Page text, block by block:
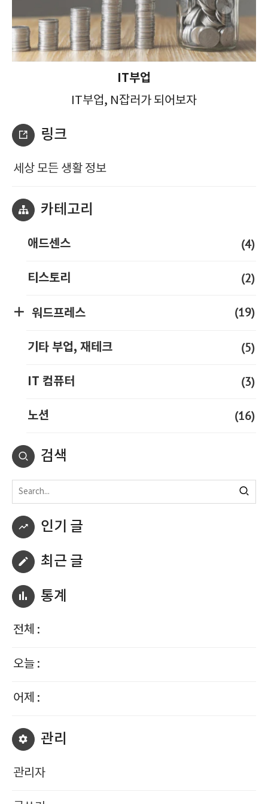
IT부업
IT부업, N잡러가 되어보자
링크
세상 모든 생활 정보
카테고리
애드센스 (4)
티스토리 (2)
워드프레스 (19)
기타 부업, 재테크 (5)
IT 컴퓨터 (3)
노션 (16)
검색
인기 글
최근 글
통계
전체 :
오늘 :
어제 :
관리
관리자